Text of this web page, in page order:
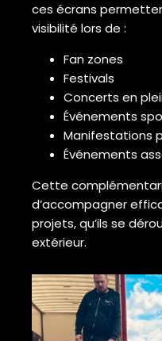
ces écrans
visibilité lors de :
Fan zones
Festivals
Concerts en
Événements
Manifestations
Événements
Cette
d’accompagner
projets, qu’ils se
extérieur.